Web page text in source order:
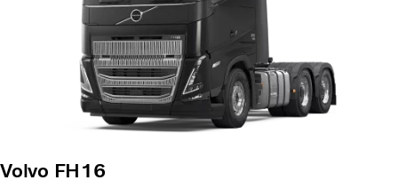
Volvo FH16